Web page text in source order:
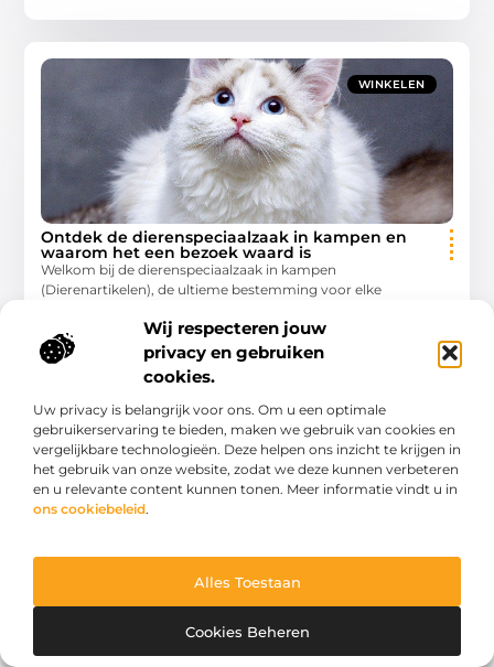
Wij respecteren jouw
privacy en gebruiken
cookies.
Uw privacy is belangrijk voor ons. Om u een optimale
gebruikerservaring te bieden, maken we gebruik van cookies en
vergelijkbare technologieën. Deze helpen ons inzicht te krijgen in
het gebruik van onze website, zodat we deze kunnen verbeteren
en u relevante content kunnen tonen. Meer informatie vindt u in
ons cookiebeleid.
Alles Toestaan
Cookies Beheren
WINKELEN
Ontdek de dierenspeciaalzaak in kampen en
waarom het een bezoek waard is
Welkom bij de dierenspeciaalzaak in kampen
(Dierenartikelen), de ultieme bestemming voor elke
een te nemen,
WINKELEN
Jouw gids voor dierenkliniek in oldenzaal
Welkom bij de Dierenkliniek in Oldenzaal (Dierenverzorging),